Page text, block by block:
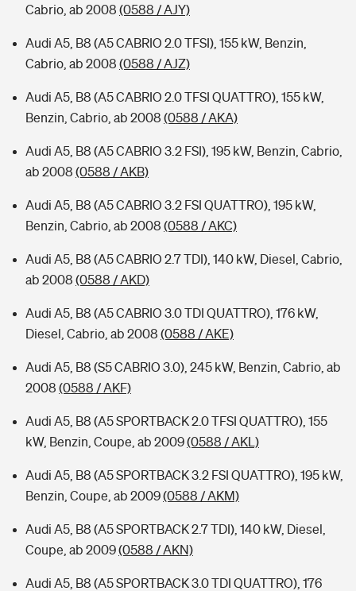
Cabrio, ab 2008 (0588 / AJY)
Audi A5, B8 (A5 CABRIO 2.0 TFSI), 155 kW, Benzin,
Cabrio, ab 2008 (0588 / AJZ)
Audi A5, B8 (A5 CABRIO 2.0 TFSI QUATTRO), 155 kW,
Benzin, Cabrio, ab 2008 (0588 / AKA)
Audi A5, B8 (A5 CABRIO 3.2 FSI), 195 kW, Benzin, Cabrio,
ab 2008 (0588 / AKB)
Audi A5, B8 (A5 CABRIO 3.2 FSI QUATTRO), 195 kW,
Benzin, Cabrio, ab 2008 (0588 / AKC)
Audi A5, B8 (A5 CABRIO 2.7 TDI), 140 kW, Diesel, Cabrio,
ab 2008 (0588 / AKD)
Audi A5, B8 (A5 CABRIO 3.0 TDI QUATTRO), 176 kW,
Diesel, Cabrio, ab 2008 (0588 / AKE)
Audi A5, B8 (S5 CABRIO 3.0), 245 kW, Benzin, Cabrio, ab
2008 (0588 / AKF)
Audi A5, B8 (A5 SPORTBACK 2.0 TFSI QUATTRO), 155
kW, Benzin, Coupe, ab 2009(0588 / AKL)
Audi A5, B8 (A5 SPORTBACK 3.2 FSI QUATTRO), 195 kW,
Benzin, Coupe, ab 2009(0588 / AKM)
Audi A5, B8 (A5 SPORTBACK 2.7 TDI), 140 kW, Diesel,
Coupe, ab 2009(0588 / AKN)
Audi A5, B8 (A5 SPORTBACK 3.0 TDI QUATTRO), 176